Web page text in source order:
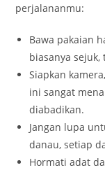
perjalananmu:
Bawa pakaian
biasanya
Siapkan
ini sangat
diabadikan.
Jangan lupa
danau, setiap
Hormati adat